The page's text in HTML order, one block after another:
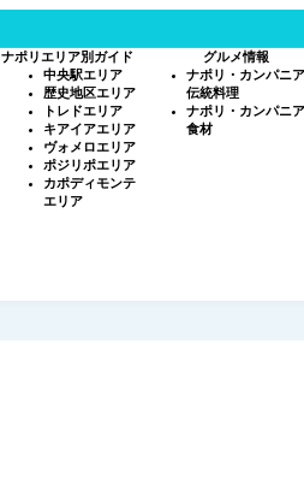
ナポリエリア別ガイド
中央駅エリア
歴史地区エリア
トレドエリア
キアイアエリア
ヴォメロエリア
ポジリポエリア
カポディモンテ
エリア
グルメ情報
ナポリ・カンパニ
伝統料理
ナポリ・カンパニ
食材